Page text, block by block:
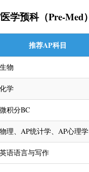
学预科（Pre-Med）
推荐AP科目
物
学
积分BC
理、AP统计学、AP心理学
语语言与写作